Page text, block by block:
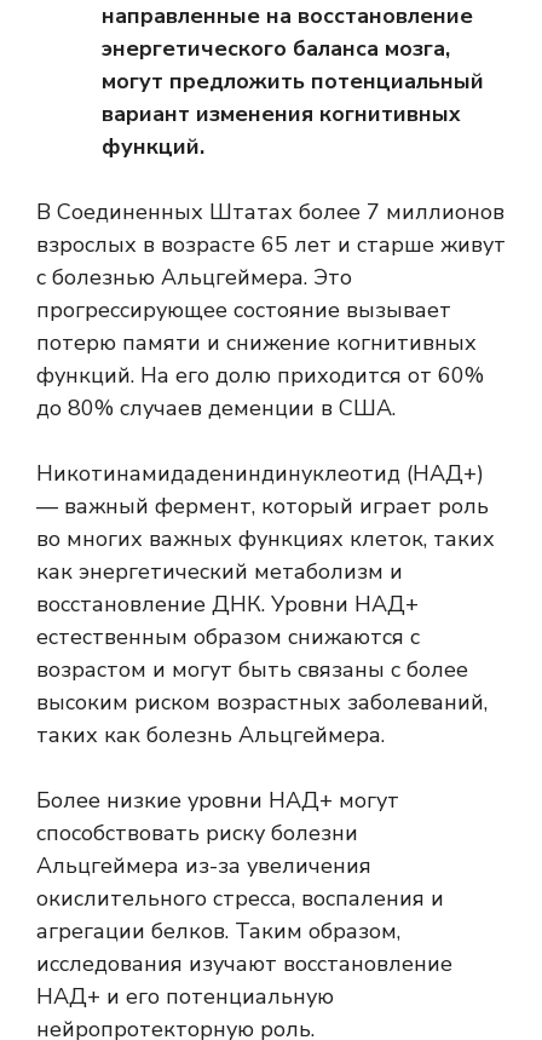
направленные на восстановление
энергетического баланса мозга,
могут предложить потенциальный
вариант изменения когнитивных
функций.
В Соединенных Штатах более 7 миллионов
взрослых в возрасте 65 лет и старше живут
с болезнью Альцгеймера. Это
прогрессирующее состояние вызывает
потерю памяти и снижение когнитивных
функций. На его долю приходится от 60%
до 80% случаев деменции в США.
Никотинамидадениндинуклеотид (НАД+)
— важный фермент, который играет роль
во многих важных функциях клеток, таких
как энергетический метаболизм и
восстановление ДНК. Уровни НАД+
естественным образом снижаются с
возрастом и могут быть связаны с более
высоким риском возрастных заболеваний,
таких как болезнь Альцгеймера.
Более низкие уровни НАД+ могут
способствовать риску болезни
Альцгеймера из-за увеличения
окислительного стресса, воспаления и
агрегации белков. Таким образом,
исследования изучают восстановление
НАД+ и его потенциальную
нейропротекторную роль.